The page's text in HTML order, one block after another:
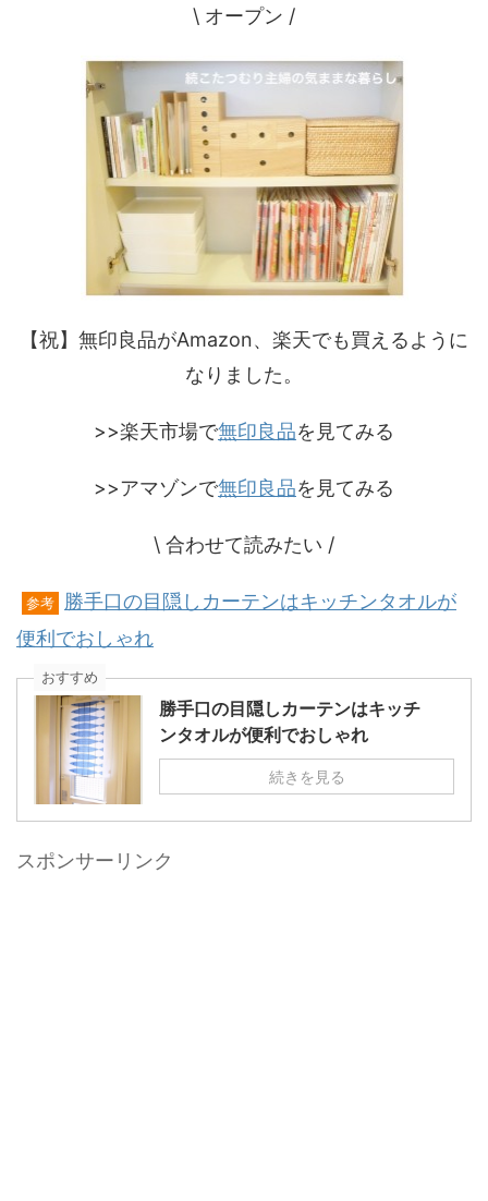
\ オープン /
【祝】無印良品がAmazon、楽天でも買えるように
なりました。
>>楽天市場で無印良品を見てみる
>>アマゾンで無印良品を見てみる
\ 合わせて読みたい /
参考
勝手口の目隠しカーテンはキッチンタオルが
便利でおしゃれ
おすすめ
勝手口の目隠しカーテンはキッチ
ンタオルが便利でおしゃれ
続きを見る
スポンサーリンク